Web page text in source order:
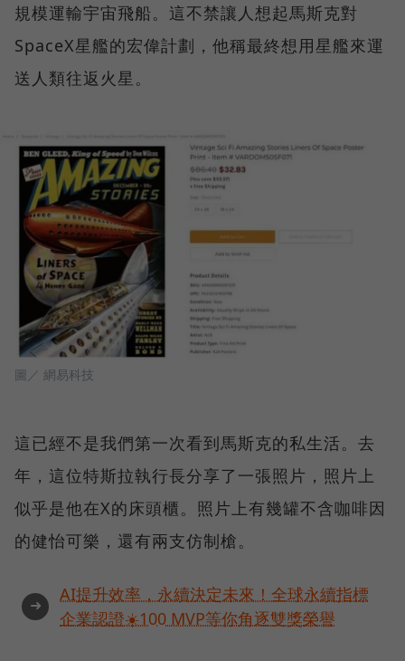
規模運輸宇宙飛船。這不禁讓人想起馬斯克對
SpaceX星艦的宏偉計劃，他稱最終想用星艦來運
送人類往返火星。
圖／ 網易科技
這已經不是我們第一次看到馬斯克的私生活。去
年，這位特斯拉執行長分享了一張照片，照片上
似乎是他在X的床頭櫃。照片上有幾罐不含咖啡因
的健怡可樂，還有兩支仿制槍。
➜
AI提升效率，永續決定未來！全球永續指標
企業認證☀️100 MVP等你角逐雙獎榮譽